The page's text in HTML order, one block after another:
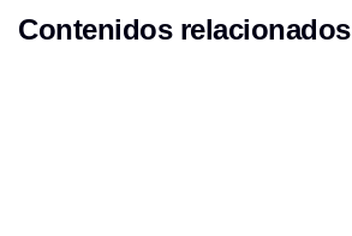
liContenidos relacionados